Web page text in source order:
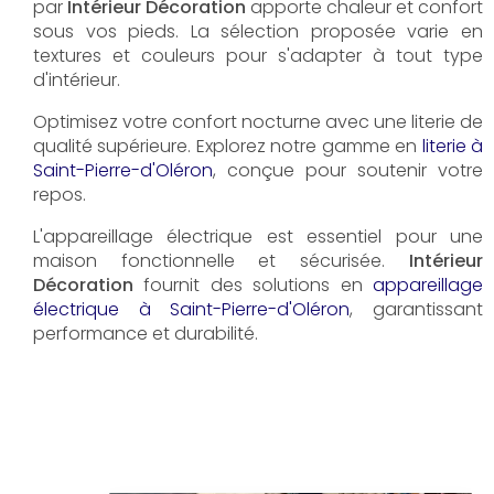
par Intérieur Décoration apporte chaleur et confort
sous vos pieds. La sélection proposée varie en
textures et couleurs pour s'adapter à tout type
d'intérieur.
Optimisez votre confort nocturne avec une literie de
qualité supérieure. Explorez notre gamme en literie à
Saint-Pierre-d'Oléron, conçue pour soutenir votre
repos.
L'appareillage électrique est essentiel pour une
maison fonctionnelle et sécurisée. Intérieur
Décoration fournit des solutions en appareillage
électrique à Saint-Pierre-d'Oléron, garantissant
performance et durabilité.